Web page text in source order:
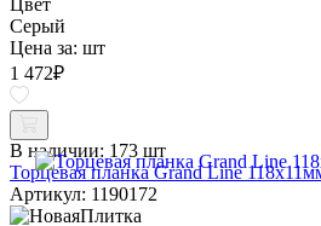
Цвет
Серый
Цена за: шт
1 472₽
В наличии: 173 шт
Торцевая планка Grand Line
Артикул: 1190172